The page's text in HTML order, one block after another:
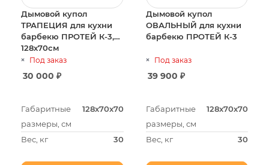
Дымовой купол
ТРАПЕЦИЯ для кухни
барбекю ПРОТЕЙ К-3,
128х70см
Под заказ
30 000 ₽
Габаритные
размеры, см
128х70х70
Вес, кг 30
Дымовой купол
ОВАЛЬНЫЙ для кухни
барбекю ПРОТЕЙ К-3
Под заказ
39 900 ₽
Габаритные
размеры, см
128х70х70
Вес, кг 30